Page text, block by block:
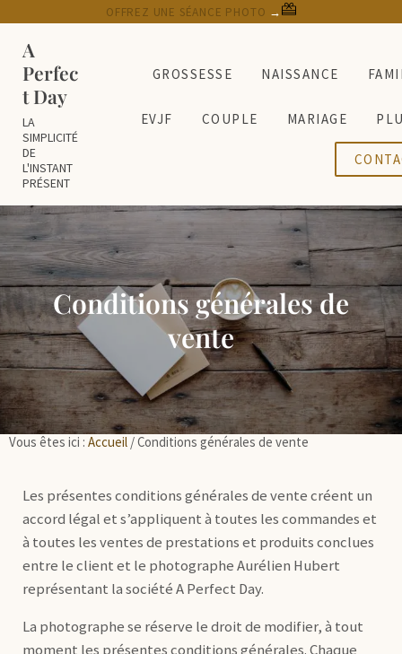
Passer au contenu principal
Skip to header right navigation
Skip to site footerOFFREZ UNE SÉANCE PHOTO →
A
Perfec
t Day
LA
SIMPLICITÉ
DE
L'INSTANT
PRÉSENT
GROSSESSE NAISSANCE
EVJF COUPLE MARIAGE
Conditions générales de
vente
Vous êtes ici : Accueil /Conditions générales de vente
Les présentes conditions générales de vente créent un
accord légal et s’appliquent à toutes les commandes et
à toutes les ventes de prestations et produits conclues
entre le client et le photographe Aurélien Hubert
représentant la société A Perfect Day.
La photographe se réserve le droit de modifier, à tout
moment les présentes conditions générales. Chaque